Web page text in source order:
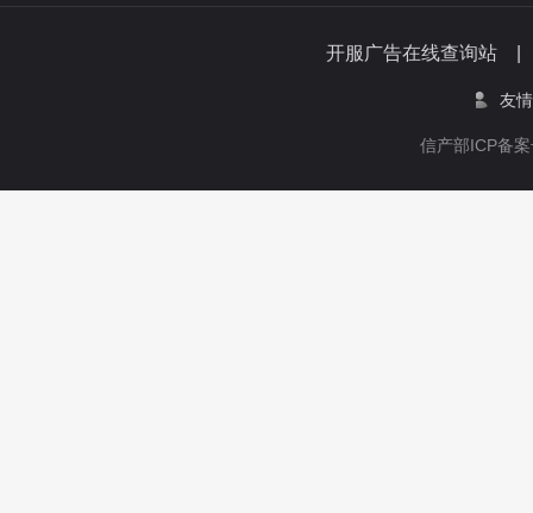
开服广告在线查询站
友
信产部ICP备